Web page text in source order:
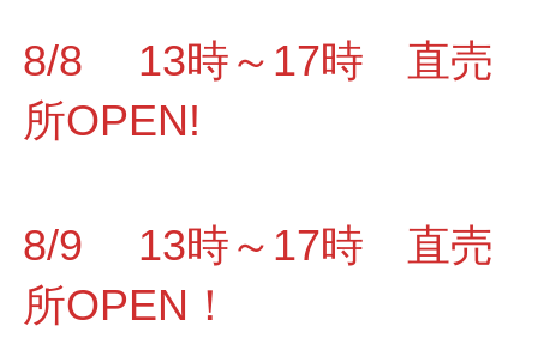
8/8 13時～17時 直売
所OPEN!
8/9 13時～17時 直売
所OPEN！